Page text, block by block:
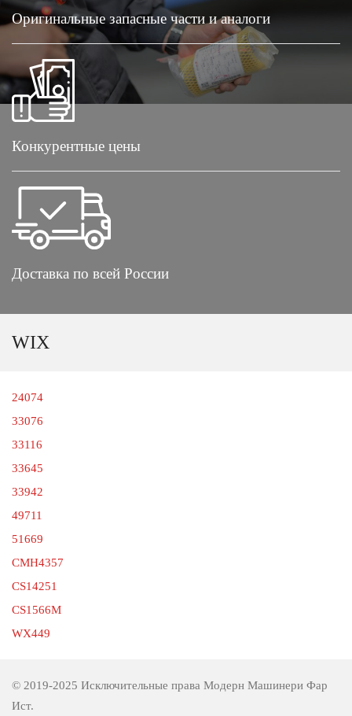
Оригинальные запасные части и аналоги
Конкурентные цены
Доставка по всей России
WIX
24074
33076
33116
33645
33942
49711
51669
CMH4357
CS14251
CS1566M
WX449
© 2019-2025 Исключительные права Модерн Машинери Фар
Ист.